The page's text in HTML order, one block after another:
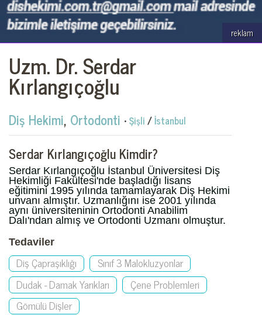
reklam
Uzm. Dr. Serdar
Kırlangıçoğlu
Diş Hekimi, Ortodonti •Şişli/İstanbul
Serdar Kırlangıçoğlu Kimdir?
Serdar Kırlangıçoğlu İstanbul Üniversitesi Diş
Hekimliği Fakültesi'nde başladığı lisans
eğitimini 1995 yılında tamamlayarak Diş Hekimi
unvanı almıştır. Uzmanlığını ise 2001 yılında
aynı üniversiteninin Ortodonti Anabilim
Dalı'ndan almış ve Ortodonti Uzmanı olmuştur.
Tedaviler
Diş Çapraşıklığı
Sınıf 3 Malokluzyonlar
Dudak - Damak Yarıkları
Çene Problemleri
Gömülü Dişler